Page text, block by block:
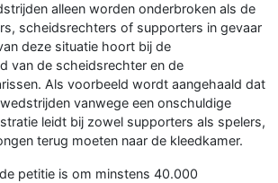
alleen worden onderbroken als de
scheidsrechters of supporters in gevaar
deze situatie hoort bij de
van de scheidsrechter en de
Als voorbeeld wordt aangehaald dat
vanwege een onschuldige
leidt bij zowel supporters als spelers,
terug moeten naar de kleedkamer.
petitie is om minstens 40.000